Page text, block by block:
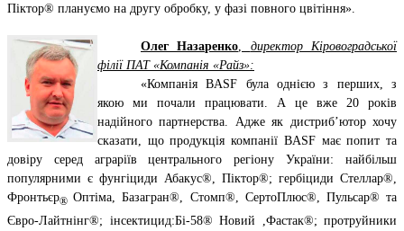
Піктор® плануємо на другу обробку, у фазі повного цвітіння».
Олег Назаренко
директор Кіровоградської
філії ПАТ «Компанія «Райз»:
«Компанія BASF була однією з перших, з
якою ми почали працювати. А це вже 20 років
надійного партнерства. Адже як дистриб’ютор хочу
сказати, що продукція компанії BASF має попит та
довіру серед аграріїв центрального регіону України: найбільш
популярними є фунгіциди Абакус®, Піктор®; гербіциди Стеллар®,
Фронтьєр®Оптіма, Базагран®, Стомп®, СертоПлюс®, Пульсар® та
Євро-Лайтнінг®; інсектицид:Бі-58® Новий ,Фастак®; протруйники